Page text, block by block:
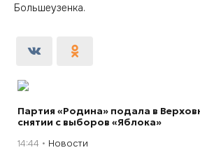
Большеузенка.
Партия «Родина» подала в
снятии с выборов «Яблока»
14:44 Новости